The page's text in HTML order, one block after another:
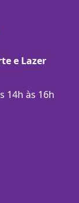
e Lazer
14h às 16h